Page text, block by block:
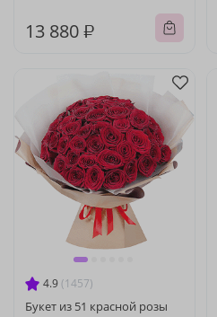
13 880 ₽
4.9 (1457)
Букет из 51 красной розы